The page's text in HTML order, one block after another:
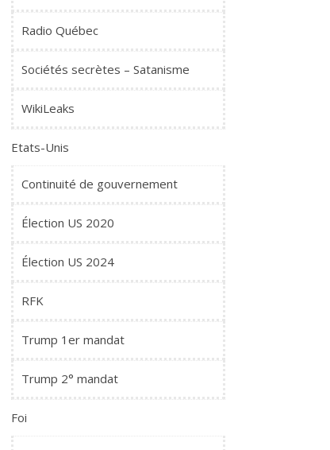
Radio Québec
Sociétés secrètes – Satanisme
WikiLeaks
Etats-Unis
Continuité de gouvernement
Élection US 2020
Élection US 2024
RFK
Trump 1er mandat
Trump 2° mandat
Foi